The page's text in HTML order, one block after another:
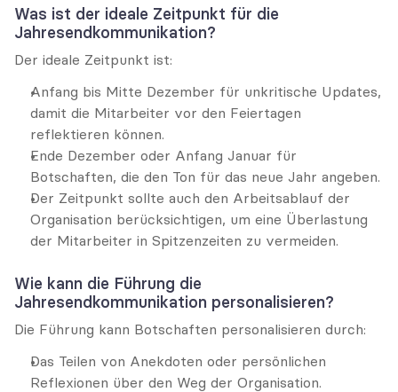
Was ist der ideale Zeitpunkt für die
Jahresendkommunikation?
Der ideale Zeitpunkt ist:
Anfang bis Mitte Dezember für unkritische Updates,
damit die Mitarbeiter vor den Feiertagen
reflektieren können.
Ende Dezember oder Anfang Januar für
Botschaften, die den Ton für das neue Jahr angeben.
Der Zeitpunkt sollte auch den Arbeitsablauf der
Organisation berücksichtigen, um eine Überlastung
der Mitarbeiter in Spitzenzeiten zu vermeiden.
Wie kann die Führung die
Jahresendkommunikation personalisieren?
Die Führung kann Botschaften personalisieren durch:
Das Teilen von Anekdoten oder persönlichen
Reflexionen über den Weg der Organisation.